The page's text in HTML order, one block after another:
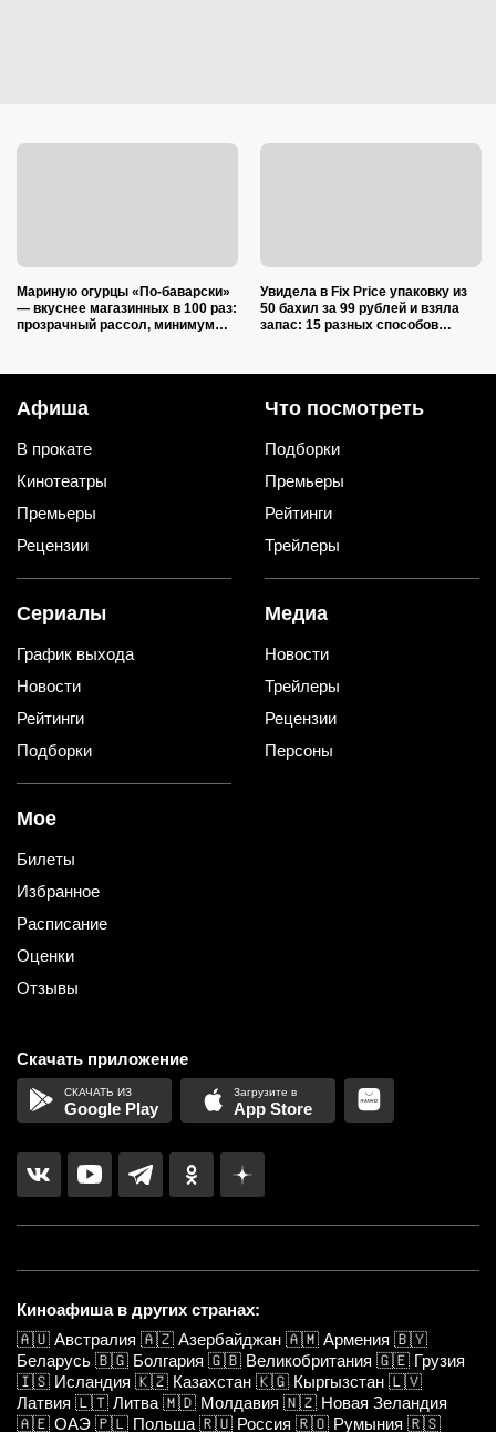
Мариную огурцы «По-баварски»
— вкуснее магазинных в 100 раз:
прозрачный рассол, минимум
Увидела в Fix Price упаковку из
50 бахил за 99 рублей и взяла
запас: 15 разных способов
Афиша
В прокате
Кинотеатры
Премьеры
Рецензии
Что посмотреть
Подборки
Премьеры
Рейтинги
Трейлеры
Сериалы
График выхода
Новости
Рейтинги
Подборки
Медиа
Новости
Трейлеры
Рецензии
Персоны
Мое
Билеты
Избранное
Расписание
Оценки
Отзывы
Скачать приложение
Google Play App Store
Киноафиша в других странах:
🇦🇺 Австралия 🇦🇿 Азербайджан 🇦🇲 Армения 🇧🇾
Беларусь 🇧🇬 Болгария 🇬🇧 Великобритания 🇬🇪 Грузия
🇮🇸 Исландия 🇰🇿 Казахстан 🇰🇬 Кыргызстан 🇱🇻
Латвия 🇱🇹 Литва 🇲🇩 Молдавия 🇳🇿 Новая Зеландия
🇦🇪 ОАЭ 🇵🇱 Польша 🇷🇺 Россия 🇷🇴 Румыния 🇷🇸